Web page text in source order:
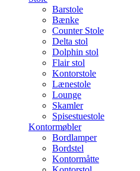
Barstole
Bænke
Counter Stole
Delta stol
Dolphin stol
Flair stol
Kontorstole
Lænestole
Lounge
Skamler
Spisestuestole
Kontormøbler
Bordlamper
Bordstel
Kontormåtte